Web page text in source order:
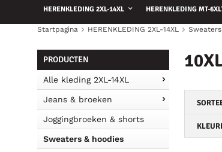
HERENKLEDING 2XL-14XL HERENKLEDING MT-
Startpagina HERENKLEDING 2XL-14XL
PRODUCTEN
Alle kleding 2XL-14XL
Jeans & broeken
Joggingbroeken & shorts
Sweaters & hoodies